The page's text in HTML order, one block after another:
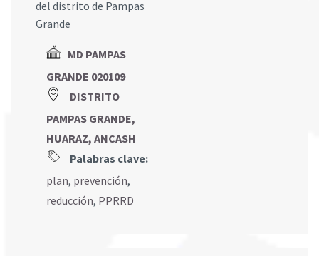
del distrito de Pampas
Grande
MD PAMPAS
GRANDE 020109
DISTRITO
PAMPAS GRANDE,
HUARAZ, ANCASH
Palabras clave:
plan, prevención,
reducción, PPRRD